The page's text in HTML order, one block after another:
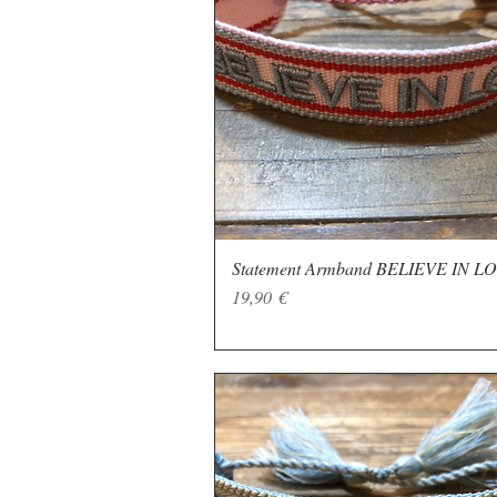
Schnellansicht
Statement Armband BELIEVE IN
Preis
19,90 €